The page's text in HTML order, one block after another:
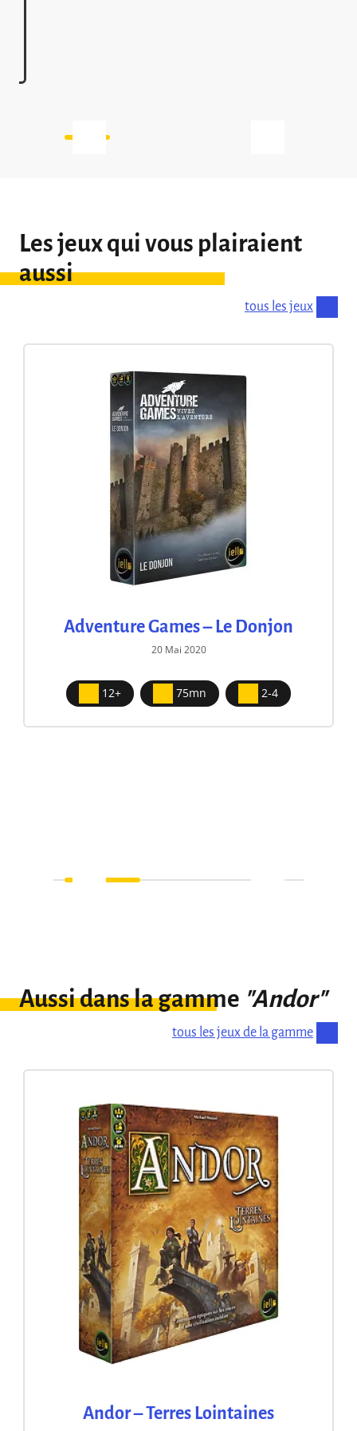
Les jeux qui vous plairaient
aussi
tous les jeux
Adventure Games – Le Donjon
20 Mai 2020
12+ 75mn 2-4
Aussi dans la gamme "Andor"
tous les jeux de la gamme
Andor – Terres Lointaines